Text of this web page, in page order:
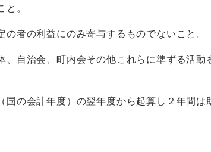
。
者の利益にのみ寄与するものでないこと。
、自治会、町内会その他これらに準ずる活動
国の会計年度）の翌年度から起算し２年間は